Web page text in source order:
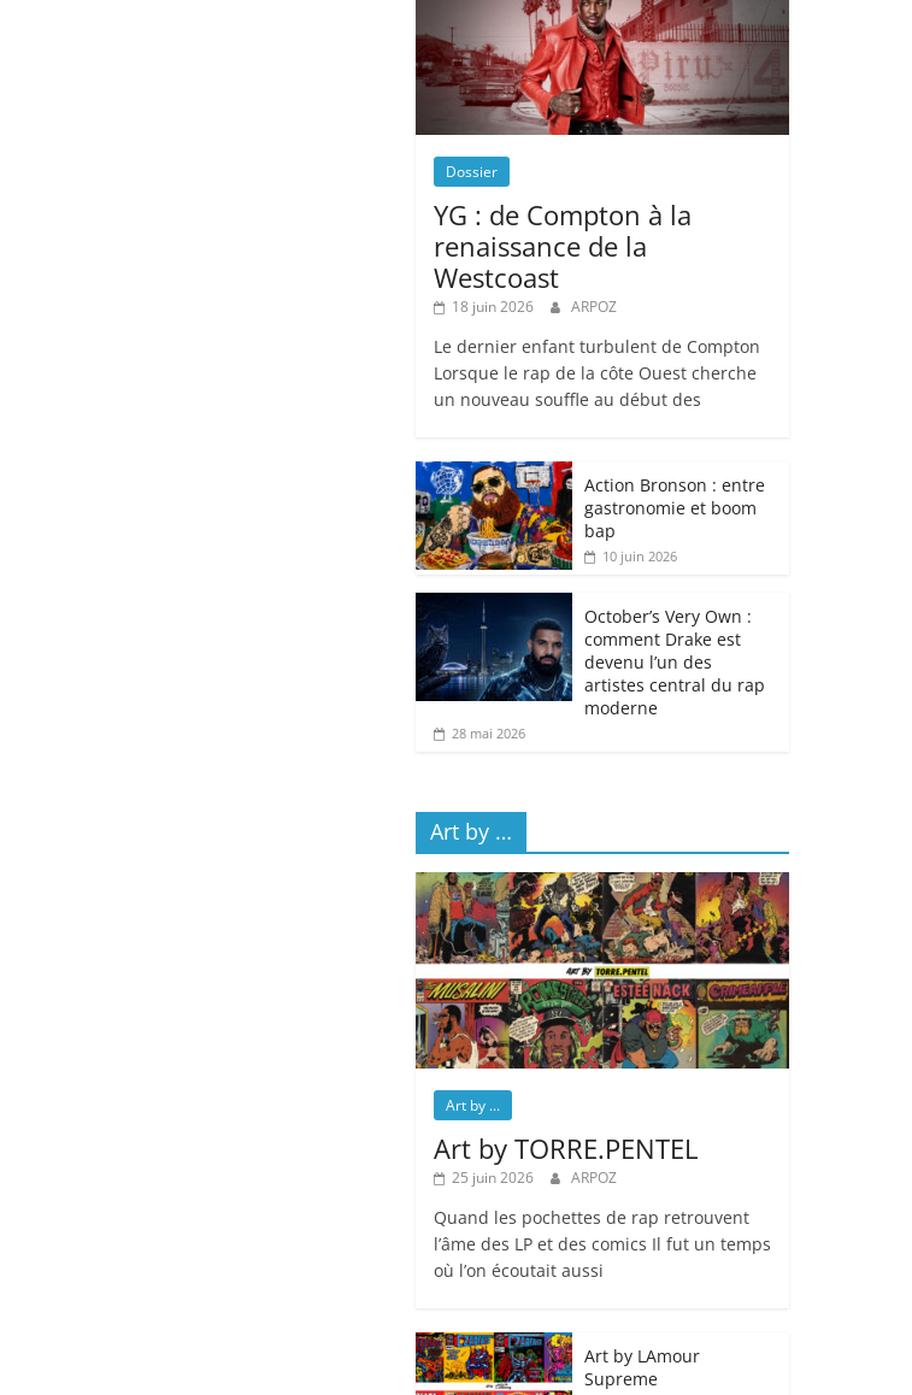
Dossier
YG : de Compton à la
renaissance de la
Westcoast
18 juin 2026 ARPOZ
Le dernier enfant turbulent de Compton
Lorsque le rap de la côte Ouest cherche
un nouveau souffle au début des
Action Bronson : entre
gastronomie et boom
bap
10 juin 2026
October’s Very Own :
comment Drake est
devenu l’un des
artistes central du rap
moderne
28 mai 2026
Art by …
Art by ...
Art by TORRE.PENTEL
25 juin 2026 ARPOZ
Quand les pochettes de rap retrouvent
l’âme des LP et des comics Il fut un temps
où l’on écoutait aussi
Art by LAmour
Supreme